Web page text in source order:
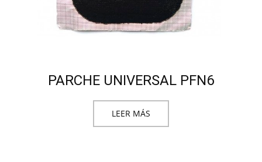
PARCHE UNIVERSAL PFN6
LEER MÁS